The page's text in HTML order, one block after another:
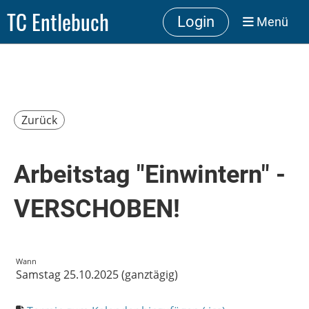
TC Entlebuch Login Menü
Zurück
Arbeitstag "Einwintern" -
VERSCHOBEN!
Wann
Samstag 25.10.2025 (ganztägig)